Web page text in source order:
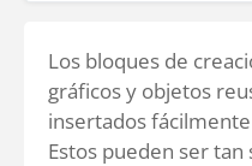
Los bloques de
gráficos y objetos
insertados
Estos pueden ser